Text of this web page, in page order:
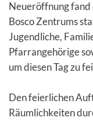
Neueröffnung fand
Bosco Zentrums
Jugendliche,
Pfarrangehörige
um diesen Tag zu
Den feierlichen
Räumlichkeiten